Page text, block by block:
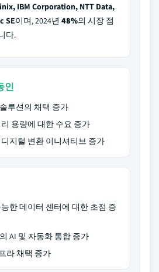
IBM Corporation, NTT Data,
SE이며, 2024년 48%의 시장 점
다.
인
루션의 채택 증가
용량에 대한 수요 증가
지털 변환 이니셔티브 증가
한 데이터 센터에 대한 초점 증
AI 및 자동화 통합 증가
라 채택 증가